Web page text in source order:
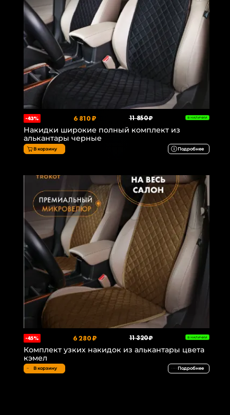
-43% 6 810 ₽ 11 850 ₽ В НАЛИЧИИ
Накидки широкие полный комплект из
алькантары черные
В корзину Подробнее
-45% 6 280 ₽ 11 320 ₽ В НАЛИЧИИ
Комплект узких накидок из алькантары цвета
кэмел
В корзину Подробнее